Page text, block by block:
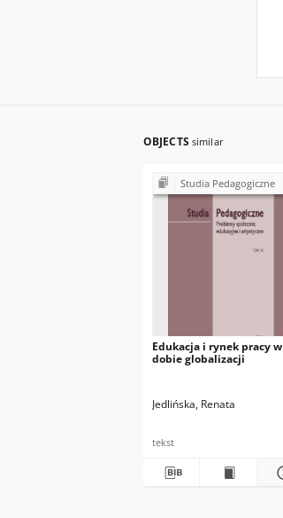
OBJECTS similar
Studia Pedagogiczne
Edukacja i rynek pracy w
dobie globalizacji
Jedlińska, Renata
tekst